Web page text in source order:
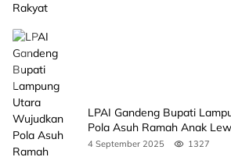
LPAI Gandeng Bupati
Pola Asuh Ramah Anak
Ini Jadwalnya
4 September 2025 1327